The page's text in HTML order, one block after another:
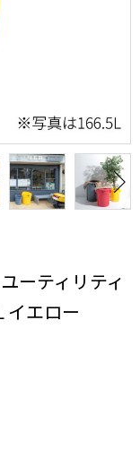
ーティリティ
エロー